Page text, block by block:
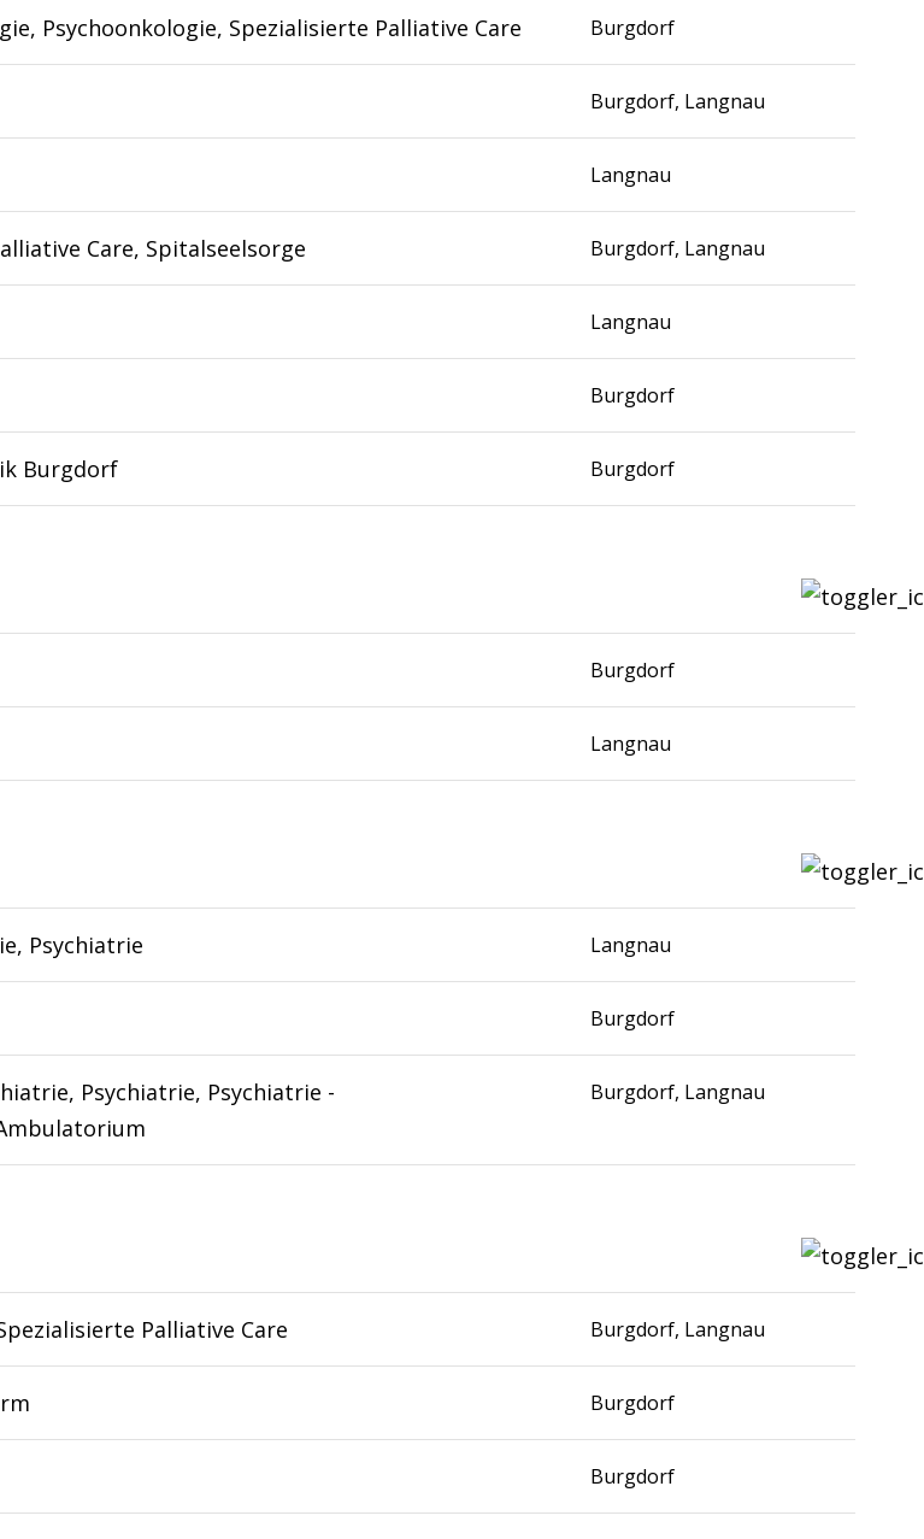
Psychoonkologie, Spezialisierte Palliative Care Burgdorf
Burgdorf, Langnau
Langnau
Care, Spitalseelsorge Burgdorf, Langnau
Langnau
Burgdorf
Burgdorf Burgdorf
Burgdorf
Langnau
Psychiatrie Langnau
Burgdorf
Psychiatrie, Psychiatrie -
Burgdorf, Langnau
Palliative Care Burgdorf, Langnau
Burgdorf
Burgdorf